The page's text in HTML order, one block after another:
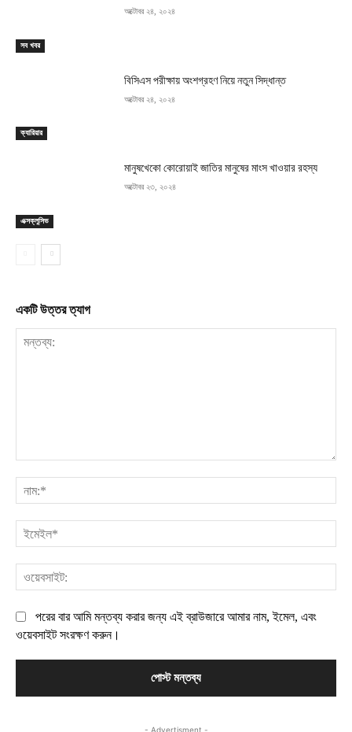
সব খবর
অক্টোবর ২৪, ২০২৪
ক্যারিয়ার
বিসিএস পরীক্ষায় অংশগ্রহণ নিয়ে নতুন সিদ্ধান্ত
অক্টোবর ২৪, ২০২৪
এক্সক্লুসিভ
মানুষখেকো কোরোয়াই জাতির মানুষের মাংস খাওয়ার রহস্য
অক্টোবর ২৩, ২০২৪
একটি উত্তর ত্যাগ
পরের বার আমি মন্তব্য করার জন্য এই ব্রাউজারে আমার নাম, ইমেল, এবং
ওয়েবসাইট সংরক্ষণ করুন।
- Advertisment -